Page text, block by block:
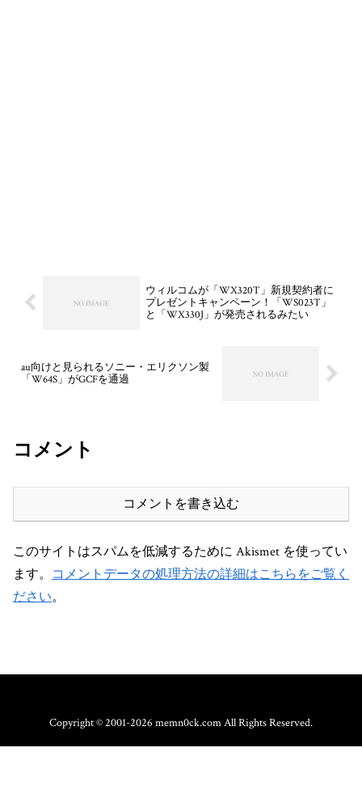
ウィルコムが「WX320T」新規契約者に
プレゼントキャンペーン！「WS023T」
と「WX330J」が発売されるみたい
au向けと見られるソニー・エリクソン製
「W64S」がGCFを通過
コメント
コメントを書き込む
このサイトはスパムを低減するために Akismet を使ってい
ます。 コメントデータの処理方法の詳細はこちらをご覧く
ださい。
Copyright © 2001-2026 memn0ck.com All Rights Reserved.